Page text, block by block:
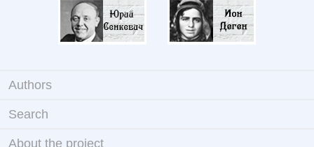
Authors
Search
About the project